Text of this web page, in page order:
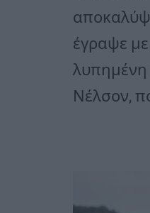
έγραψε με
λυπημένη
Νέλσον,